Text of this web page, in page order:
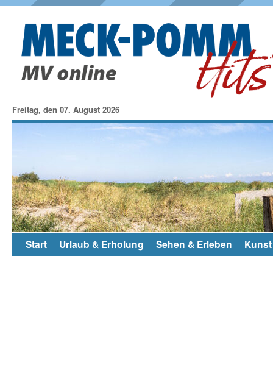
Freitag, den 07. August 2026
Start Urlaub & Erholung Sehen & Erleben